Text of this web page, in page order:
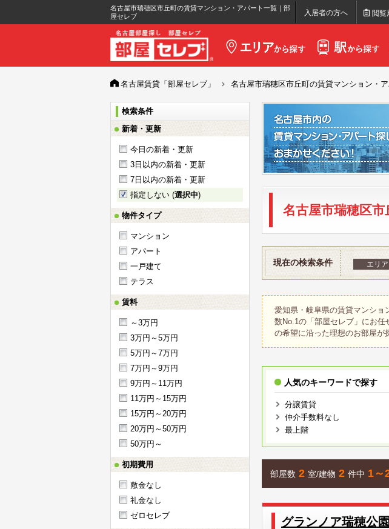
名古屋市瑞穂区市丘町の賃貸マンション・アパート一覧｜部
屋セレブ
入居者の方へ 閲覧
名古屋賃貸「部屋セレブ」 名古屋市瑞穂区市丘町の賃貸マンション・
検索条件
新着・更新
今日の新着・更新
3日以内の新着・更新
7日以内の新着・更新
指定しない (選択中)
物件タイプ
マンション
アパート
一戸建て
テラス
賃料
～3万円
3万円～5万円
5万円～7万円
7万円～9万円
9万円～11万円
11万円～15万円
15万円～20万円
20万円～50万円
50万円～
初期費用
敷金なし
礼金なし
ゼロセレブ
名古屋市瑞穂区
現在の検索条件 エリア
愛知県・岐阜県の賃貸マンショ
数No.1の「部屋セレブ」にお
の希望に沿った理想のお部屋が
人気のキーワードで探す
分譲賃貸
仲介手数料なし
最上階
部屋数 2 室/建物 2 件中 1～
グランノア瑞穂公